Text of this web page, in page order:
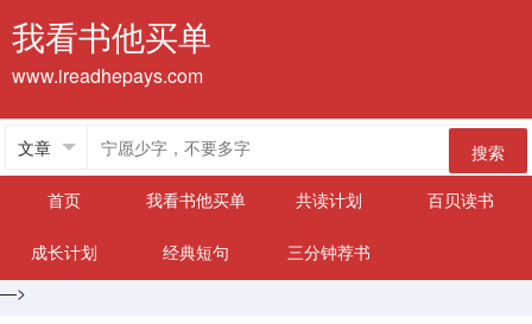
我看书他买单
www.ireadhepays.com
搜索
首页
我看书他买单 共读计划 百贝读书
成长计划 经典短句
三分钟荐书
—>